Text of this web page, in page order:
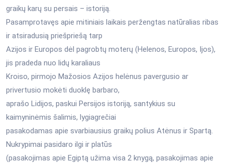
graikų karų su persais – istoriją.
Pasamprotavęs apie mitiniais laikais peržengtas natūralias ribas
ir atsiradusią priešpriešą tarp
Azijos ir Europos dėl pagrobtų moterų (Helenos, Europos, Ijos),
jis pradeda nuo lidų karaliaus
Kroiso, pirmojo Mažosios Azijos helėnus pavergusio ar
privertusio mokėti duoklę barbaro,
aprašo Lidijos, paskui Persijos istoriją, santykius su
kaimyninėmis šalimis, lygiagrečiai
pasakodamas apie svarbiausius graikų polius Atėnus ir Spartą.
Nukrypimai pasidaro ilgi ir platūs
(pasakojimas apie Egiptą užima visa 2 knygą, pasakojimas apie